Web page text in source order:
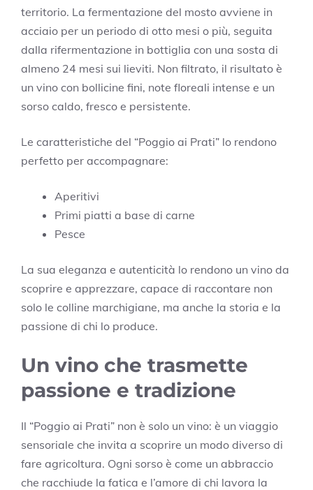
territorio. La fermentazione del mosto avviene in
acciaio per un periodo di otto mesi o più, seguita
dalla rifermentazione in bottiglia con una sosta di
almeno 24 mesi sui lieviti. Non filtrato, il risultato è
un vino con bollicine fini, note floreali intense e un
sorso caldo, fresco e persistente.
Le caratteristiche del “Poggio ai Prati” lo rendono
perfetto per accompagnare:
Aperitivi
Primi piatti a base di carne
Pesce
La sua eleganza e autenticità lo rendono un vino da
scoprire e apprezzare, capace di raccontare non
solo le colline marchigiane, ma anche la storia e la
passione di chi lo produce.
Un vino che trasmette
passione e tradizione
Il “Poggio ai Prati” non è solo un vino: è un viaggio
sensoriale che invita a scoprire un modo diverso di
fare agricoltura. Ogni sorso è come un abbraccio
che racchiude la fatica e l’amore di chi lavora la